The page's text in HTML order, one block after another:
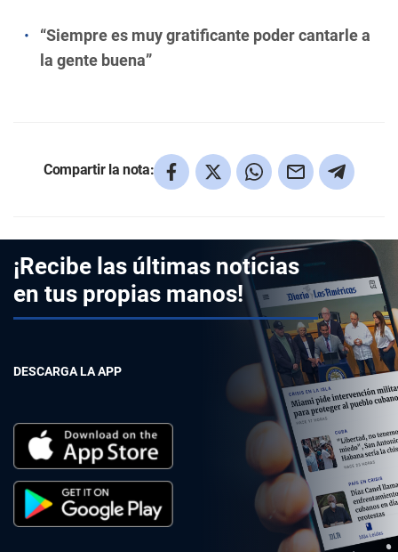
“Siempre es muy gratificante poder cantarle a
la gente buena”
Compartir la nota:
¡Recibe las últimas noticias
en tus propias manos!
DESCARGA LA APP